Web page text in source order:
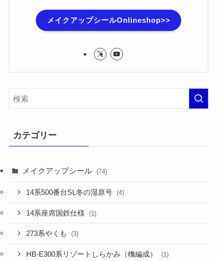
メイクアップシールOnlineshop>>
カテゴリー
メイクアップシール (74)
14系500番台SL冬の湿原号 (4)
14系座席国鉄仕様 (1)
273系やくも (3)
HB-E300系リゾートしらかみ（橅編成） (1)